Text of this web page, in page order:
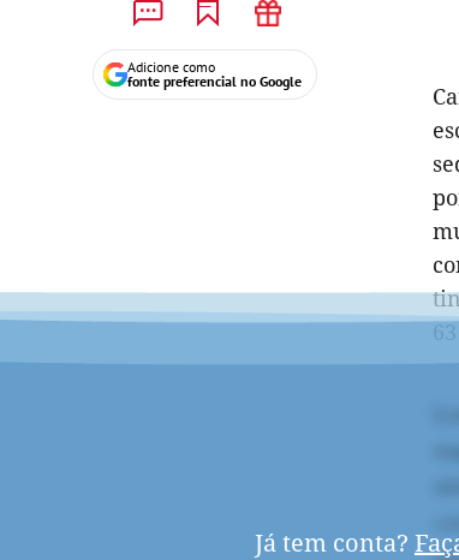
Adicione como
fonte preferencial no Google
Já tem conta?